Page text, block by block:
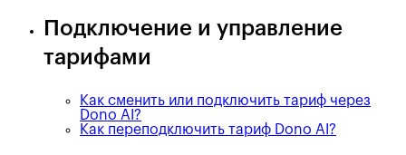
Подключение и управление
тарифами
Как сменить или подключить тариф через
Dono AI?
Как переподключить тариф Dono AI?